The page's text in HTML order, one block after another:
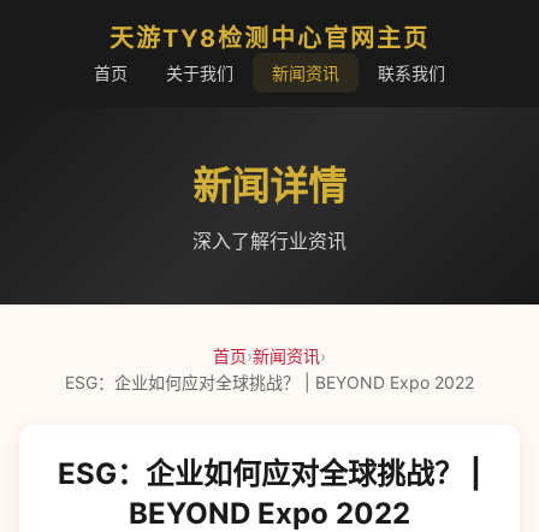
天游TY8检测中心官网主页
首页 关于我们 新闻资讯 联系我们
新闻详情
深入了解行业资讯
首页›新闻资讯›
ESG：企业如何应对全球挑战？ | BEYOND Expo 2022
ESG：企业如何应对全球挑战？ |
BEYOND Expo 2022